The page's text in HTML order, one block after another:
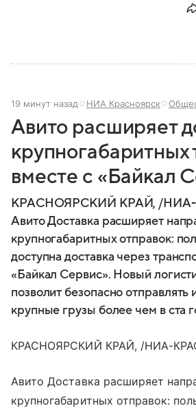
19 минут назад НИА Красноярск
Авито расширяет
крупногабаритных
вместе с «Байкал
КРАСНОЯРСКИЙ КРАЙ, /
Авито Доставка расширяет
крупногабаритных отправок:
доступна доставка через
«Байкал Сервис». Новый
позволит безопасно отправлять
крупные грузы более чем в ста
КРАСНОЯРСКИЙ КРАЙ, /НИА-
Авито Доставка расширяет
крупногабаритных отправок: